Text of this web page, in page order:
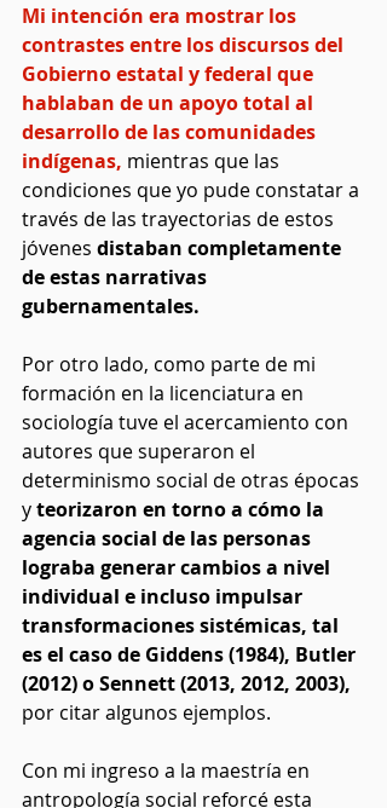
Mi intención era mostrar los
contrastes entre los discursos del
Gobierno estatal y federal que
hablaban de un apoyo total al
desarrollo de las comunidades
indígenas, mientras que las
condiciones que yo pude constatar a
través de las trayectorias de estos
jóvenes distaban completamente
de estas narrativas
gubernamentales.
Por otro lado, como parte de mi
formación en la licenciatura en
sociología tuve el acercamiento con
autores que superaron el
determinismo social de otras épocas
y teorizaron en torno a cómo la
agencia social de las personas
lograba generar cambios a nivel
individual e incluso impulsar
transformaciones sistémicas, tal
es el caso de Giddens (1984), Butler
(2012) o Sennett (2013, 2012, 2003),
por citar algunos ejemplos.
Con mi ingreso a la maestría en
antropología social reforcé esta